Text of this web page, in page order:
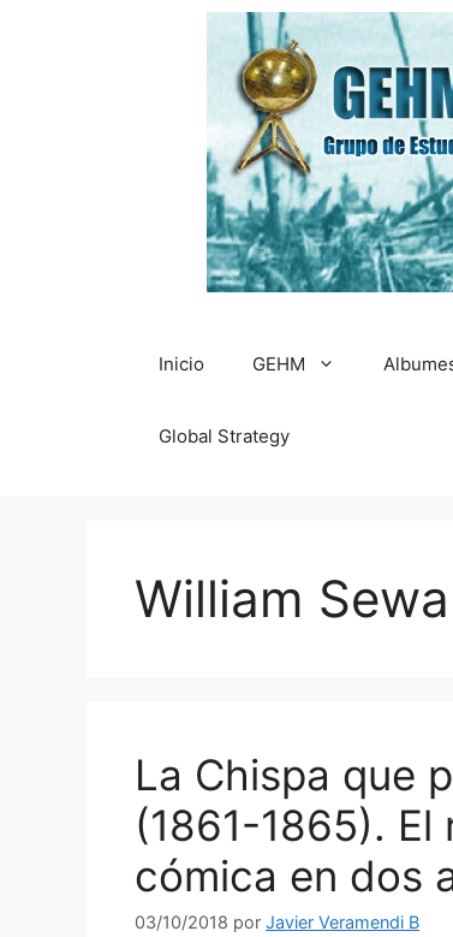
Inicio GEHM
Global Strategy
William
La Chispa que
(1861-1865).
cómica en dos
03/10/2018 por Javier Veramendi B